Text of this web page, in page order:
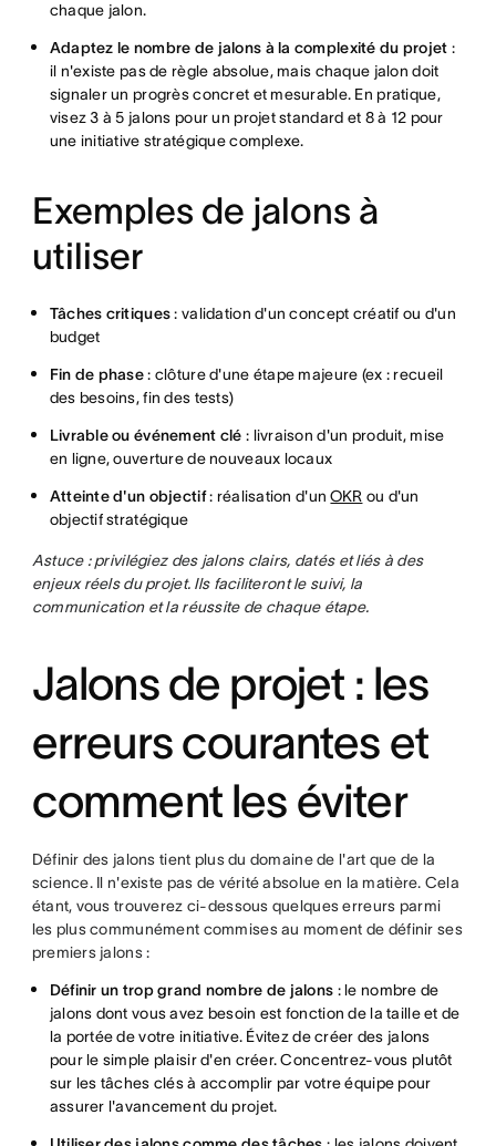
chaque jalon.
Adaptez le nombre de jalons à la complexité du projet :
il n'existe pas de règle absolue, mais chaque jalon doit
signaler un progrès concret et mesurable. En pratique,
visez 3 à 5 jalons pour un projet standard et 8 à 12 pour
une initiative stratégique complexe.
Exemples de jalons à
utiliser
Tâches critiques: validation d'un concept créatif ou d'un
budget
Fin de phase: clôture d'une étape majeure (ex : recueil
des besoins, fin des tests)
Livrable ou événement clé : livraison d'un produit, mise
en ligne, ouverture de nouveaux locaux
Atteinte d'un objectif: réalisation d'unOKR ou d'un
objectif stratégique
Astuce : privilégiez des jalons clairs, datés et liés à des
enjeux réels du projet. Ils faciliteront le suivi, la
communication et la réussite de chaque étape.
Jalons de projet : les
erreurs courantes et
comment les éviter
Définir des jalons tient plus du domaine de l'art que de la
science. Il n'existe pas de vérité absolue en la matière. Cela
étant, vous trouverez ci-dessous quelques erreurs parmi
les plus communément commises au moment de définir ses
premiers jalons :
Définir un trop grand nombre de jalons : le nombre de
jalons dont vous avez besoin est fonction de la taille et de
la portée de votre initiative. Évitez de créer des jalons
pour le simple plaisir d'en créer. Concentrez-vous plutôt
sur les tâches clés à accomplir par votre équipe pour
assurer l'avancement du projet.